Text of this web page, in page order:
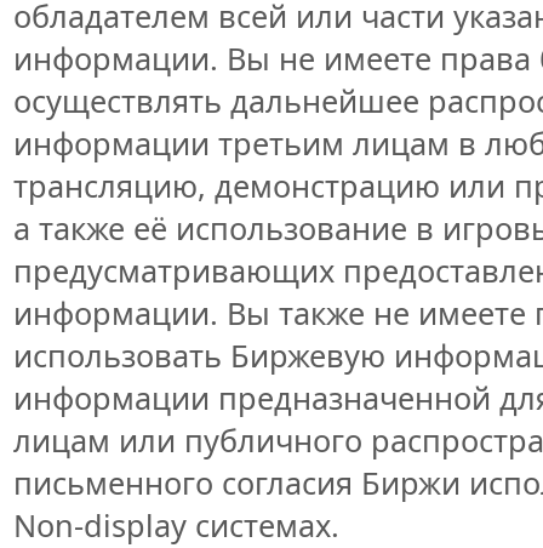
обладателем всей или части
информации. Вы не имеете права
осуществлять дальнейшее
информации третьим лицам в
трансляцию, демонстрацию или
а также её использование в
предусматривающих
информации. Вы также не имеете
использовать Биржевую
информации предназначенной
лицам или публичного
письменного согласия Биржи
Non-display системах.